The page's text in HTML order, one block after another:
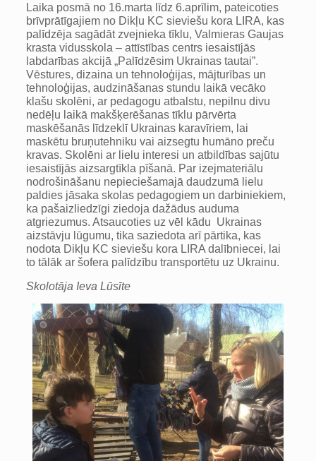
Laika posmā no 16.marta līdz 6.aprīlim, pateicoties
brīvprātīgajiem no Dikļu KC sieviešu kora LIRA, kas
palīdzēja sagādāt zvejnieka tīklu, Valmieras Gaujas
krasta vidusskola – attīstības centrs iesaistījās
labdarības akcijā „Palīdzēsim Ukrainas tautai”.
Vēstures, dizaina un tehnoloģijas, mājturības un
tehnoloģijas, audzināšanas stundu laikā vecāko
klašu skolēni, ar pedagogu atbalstu, nepilnu divu
nedēļu laikā makšķerēšanas tīklu pārvērta
maskēšanās līdzeklī Ukrainas karavīriem, lai
maskētu bruņutehniku vai aizsegtu humāno preču
kravas. Skolēni ar lielu interesi un atbildības sajūtu
iesaistījās aizsargtīkla pīšanā. Par izejmateriālu
nodrošināšanu nepieciešamajā daudzumā lielu
paldies jāsaka skolas pedagogiem un darbiniekiem,
ka pašaizliedzīgi ziedoja dažādus auduma
atgriezumus. Atsaucoties uz vēl kādu Ukrainas
aizstāvju lūgumu, tika saziedota arī pārtika, kas
nodota Dikļu KC sieviešu kora LIRA dalībniecei, lai
to tālāk ar šofera palīdzību transportētu uz Ukrainu.
Skolotāja Ieva Lūsīte